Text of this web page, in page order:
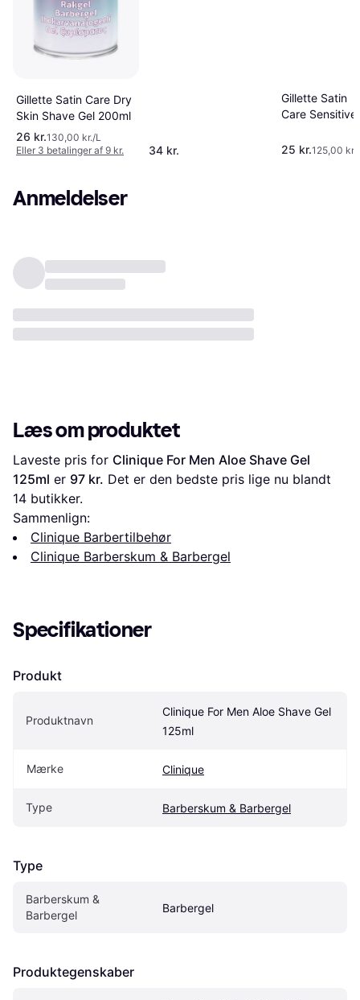
Gillette Satin Care Dry
Skin Shave Gel 200ml
26 kr.130,00 kr./L
Eller 3 betalinger af 9 kr.
34 kr.
Gillette Satin
Care Sensitive
200ml
25 kr.125,00
Anmeldelser
Læs om produktet
Laveste pris for Clinique For Men Aloe Shave Gel
125ml er 97 kr.
14 butikker.
Sammenlign:
Clinique Barbertilbehør
Clinique Barberskum & Barbergel
Specifikationer
Produkt
Produktnavn
Clinique For Men Aloe Shave Gel
125ml
Mærke Clinique
Type Barberskum & Barbergel
Type
Barberskum &
Barbergel
Barbergel
Produktegenskaber